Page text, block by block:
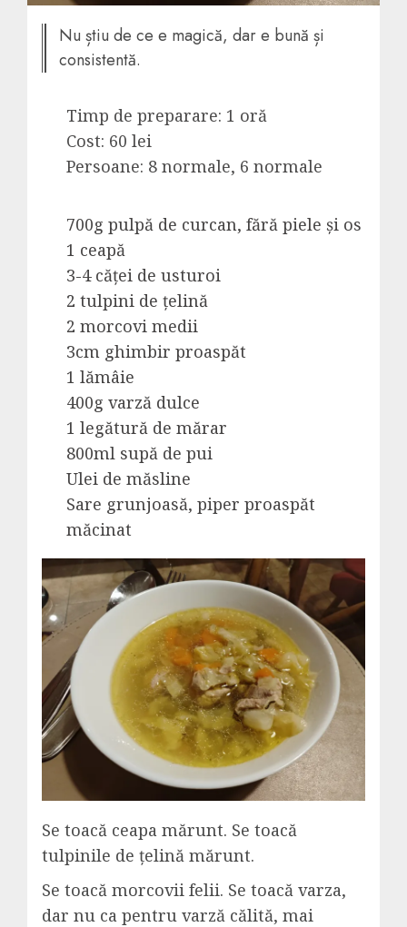
Nu știu de ce e magică, dar e bună și
consistentă.
Timp de preparare: 1 oră
Cost: 60 lei
Persoane: 8 normale, 6 normale
700g pulpă de curcan, fără piele și os
1 ceapă
3-4 căței de usturoi
2 tulpini de țelină
2 morcovi medii
3cm ghimbir proaspăt
1 lămâie
400g varză dulce
1 legătură de mărar
800ml supă de pui
Ulei de măsline
Sare grunjoasă, piper proaspăt
măcinat
Se toacă ceapa mărunt. Se toacă
tulpinile de țelină mărunt.
Se toacă morcovii felii. Se toacă varza,
dar nu ca pentru varză călită, mai